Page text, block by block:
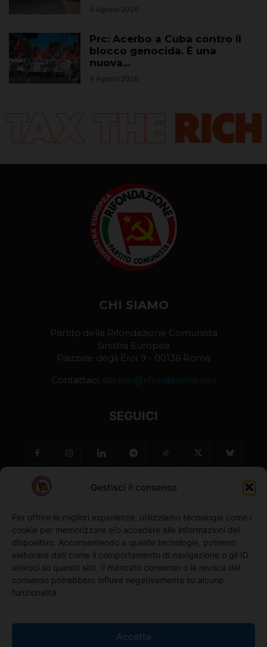
Gestisci il consenso
Per offrire le migliori esperienze, utilizziamo tecnologie come i
cookie per memorizzare e/o accedere alle informazioni del
dispositivo. Acconsentendo a queste tecnologie, potremo
elaborare dati come il comportamento di navigazione o gli ID
univoci su questo sito. Il mancato consenso o la revoca del
consenso potrebbero influire negativamente su alcune
funzionalità.
Accetta
4 Agosto 2026
Prc: Acerbo a Cuba contro il
blocco genocida. È una
nuova...
4 Agosto 2026
CHI SIAMO
Partito della Rifondazione Comunista
Sinistra Europea
Piazzale degli Eroi 9 - 00136 Roma
Contattaci: sitoprc@rifondazione.net
SEGUICI
NO ©
Richiedi l'adesione